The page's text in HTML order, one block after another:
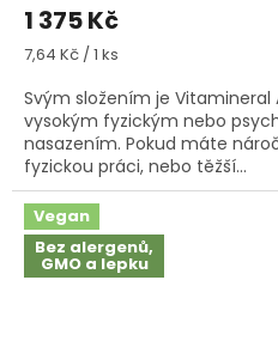
produktu
je
4,4
z
5
hvězdiček.
1 375 Kč
Měrná
7,64 Kč / 1 ks
Svým složením je Vitamineral
vysokým fyzickým nebo
nasazením. Pokud máte
fyzickou práci, nebo těžší...
Vegan
Bez alergenů,
GMO a lepku